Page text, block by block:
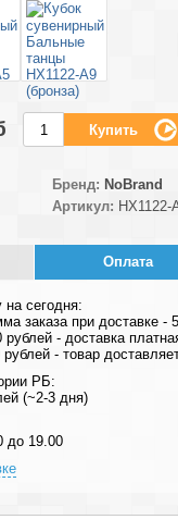
Бренд: NoBrand
Артикул: HX1122-
Оплата
сегодня:
заказа при доставке -
- доставка
- товар
РБ:
(~2-3 дня)
до 19.00